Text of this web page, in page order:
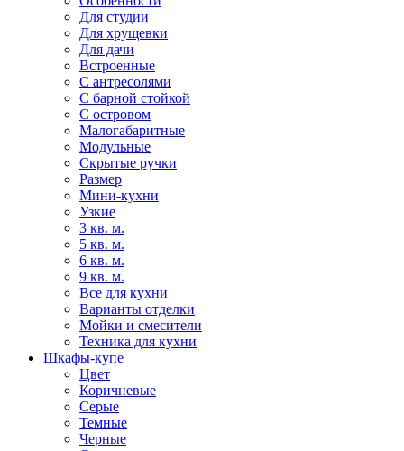
Для студии
Для хрущевки
Для дачи
Встроенные
С антресолями
С барной стойкой
С островом
Малогабаритные
Модульные
Скрытые ручки
Размер
Мини-кухни
Узкие
3 кв. м.
5 кв. м.
6 кв. м.
9 кв. м.
Все для кухни
Варианты отделки
Мойки и смесители
Техника для кухни
Шкафы-купе
Цвет
Коричневые
Серые
Темные
Черные